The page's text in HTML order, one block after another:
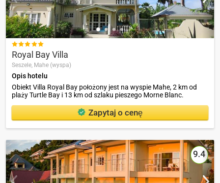

Royal Bay Villa
Seszele, Mahe (wyspa)
Opis hotelu
Obiekt Villa Royal Bay położony jest na wyspie Mahe, 2 km od
plaży Turtle Bay i 13 km od szlaku pieszego Morne Blanc.
Zapytaj o cenę
9.4